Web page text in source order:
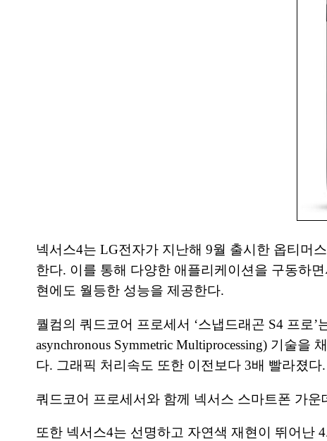
넥서스4는 LG전자가 지난해 9월 출시한 옵티머
한다. 이를 통해 다양한 애플리케이션을 구동하
현에도 월등한 성능을 제공한다.
퀄컴의 쿼드코어 프로세서 ‘스냅드래곤 S4 프로
asynchronous Symmetric Multiprocessing) 기술
다. 그래픽 처리속도 또한 이전보다 3배 빨라졌다.
쿼드코어 프로세서와 함께 넥서스 스마트폰 가
또한 넥서스4는 선명하고 자연색 재현이 뛰어난